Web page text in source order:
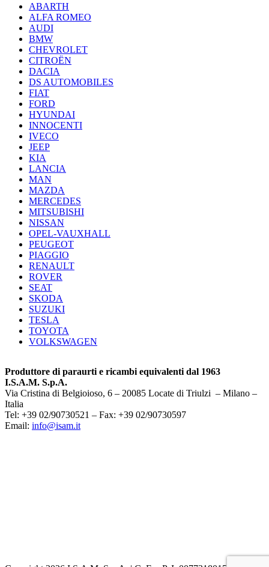
ABARTH
ALFA ROMEO
AUDI
BMW
CHEVROLET
CITROËN
DACIA
DS AUTOMOBILES
FIAT
FORD
HYUNDAI
INNOCENTI
IVECO
JEEP
KIA
LANCIA
MAN
MAZDA
MERCEDES
MITSUBISHI
NISSAN
OPEL-VAUXHALL
PEUGEOT
PIAGGIO
RENAULT
ROVER
SEAT
SKODA
SUZUKI
TESLA
TOYOTA
VOLKSWAGEN
Produttore di paraurti e ricambi equivalenti dal 1963
I.S.A.M. S.p.A.
Via Cristina di Belgioioso, 6 – 20085 Locate di Triulzi – Milano –
Italia
Tel: +39 02/90730521 – Fax: +39 02/90730597
Email: info@isam.it